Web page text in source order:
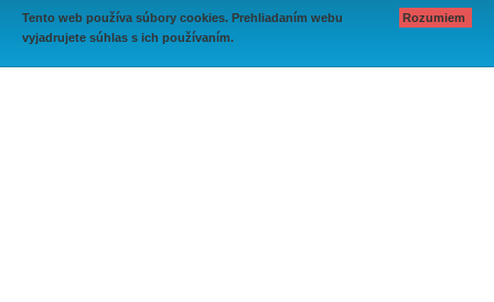
Tento web používa súbory cookies. Prehliadaním webu
vyjadrujete súhlas s ich používaním.
Rozumiem